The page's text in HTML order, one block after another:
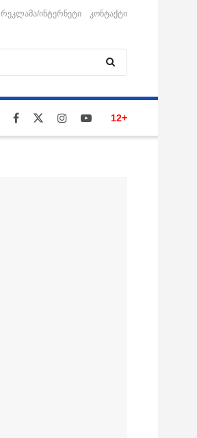
რეკლამა/ინტერნეტი კონტაქტი
12+